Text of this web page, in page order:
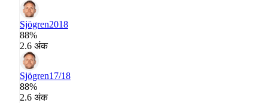
Sjögren2018
88%
2.6 अंक
Sjögren17/18
88%
2.6 अंक